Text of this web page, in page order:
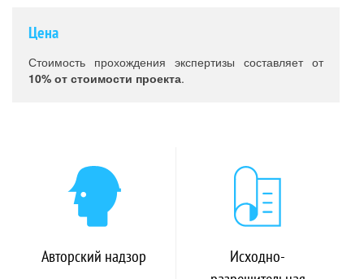
Цена
Стоимость прохождения экспертизы составляет от
10% от стоимости проекта.
Авторский надзор
Исходно-